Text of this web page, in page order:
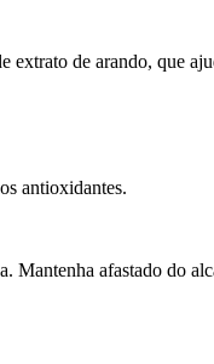
extrato de arando, que
antioxidantes.
afastado do